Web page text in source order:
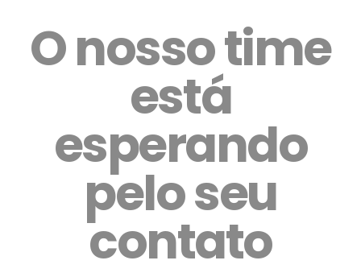
O nosso time
está
esperando
pelo seu
contato